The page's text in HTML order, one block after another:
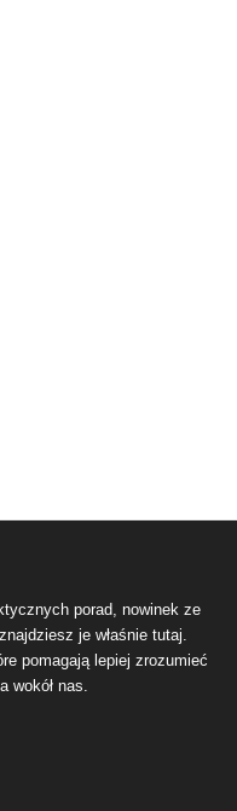
porad, nowinek ze
je właśnie tutaj.
pomagają lepiej zrozumieć
wokół nas.